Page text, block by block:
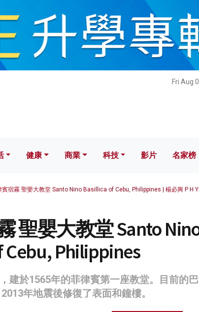
Fri Aug
健康 科技 影片 名
健康 商業 科技 影片 名家榜
賓宿霧 聖嬰大教堂 Santo Nino Basillica of Cebu, Philippines | 楊必興 P H
聖嬰大教堂 Santo
Cebu, Philippines
建於1565年的菲律賓第一座教堂。目前的
年地震後修復了表面和鐘樓。